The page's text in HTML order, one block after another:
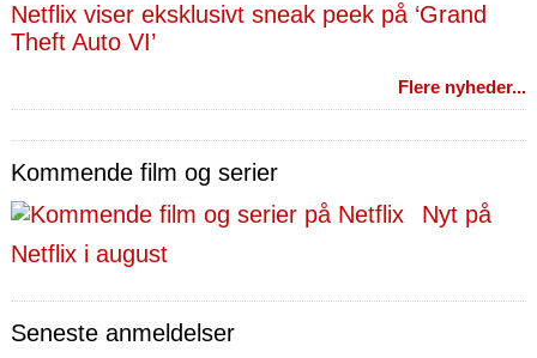
Netflix viser eksklusivt sneak peek på ‘Grand
Theft Auto VI’
Flere nyheder...
Kommende film og serier
Nyt på
Netflix i august
Seneste anmeldelser